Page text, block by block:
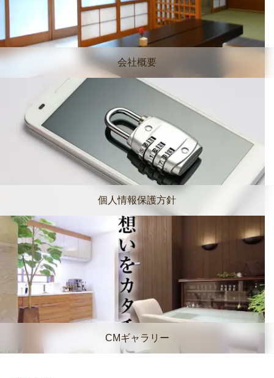
会社概要
個人情報保護方針
CMギャラリー